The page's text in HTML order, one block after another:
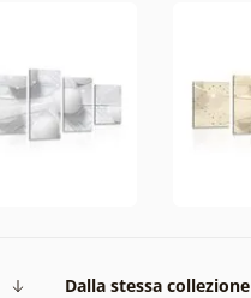
Dalla stessa collezione